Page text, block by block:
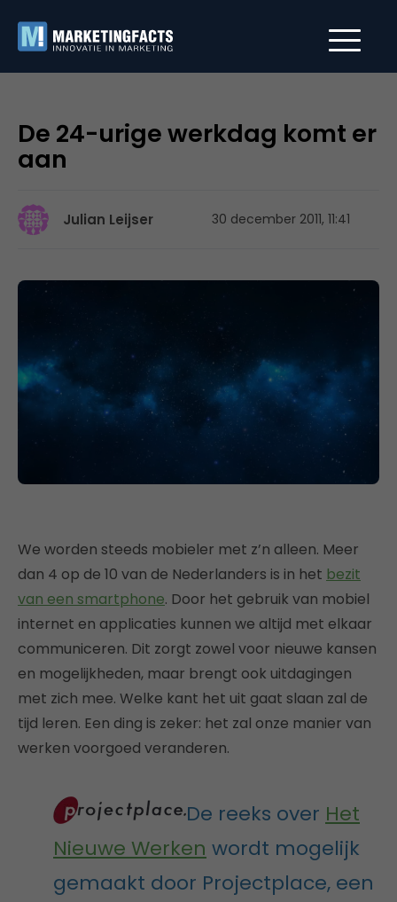
De 24-urige werkdag komt er
aan
Julian Leijser 30 december 2011, 11:41
We worden steeds mobieler met z’n alleen. Meer
dan 4 op de 10 van de Nederlanders is in het bezit
van een smartphone. Door het gebruik van mobiel
internet en applicaties kunnen we altijd met elkaar
communiceren. Dit zorgt zowel voor nieuwe kansen
en mogelijkheden, maar brengt ook uitdagingen
met zich mee. Welke kant het uit gaat slaan zal de
tijd leren. Een ding is zeker: het zal onze manier van
werken voorgoed veranderen.
De reeks over Het
Nieuwe Werken wordt mogelijk
gemaakt door Projectplace, een